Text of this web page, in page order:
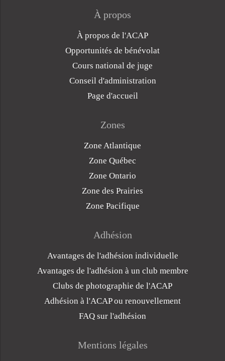
À propos
À propos de l'ACAP
Opportunités de bénévolat
Cours national de juge
Conseil d'administration
Page d'accueil
Zones
Zone Atlantique
Zone Québec
Zone Ontario
Zone des Prairies
Zone Pacifique
Adhésion
Avantages de l'adhésion individuelle
Avantages de l'adhésion à un club membre
Clubs de photographie de l'ACAP
Adhésion à l'ACAP ou renouvellement
FAQ sur l'adhésion
Mentions légales